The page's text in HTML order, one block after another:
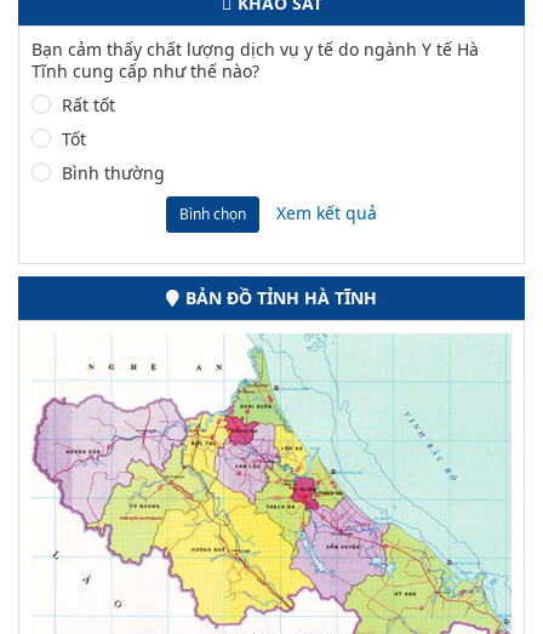
Bạn cảm thấy chất lượng dịch vụ y tế do ngành Y tế Hà
Tĩnh cung cấp như thế nào?
Rất tốt
Tốt
Bình thường
Bình chọn Xem kết quả
BẢN ĐỒ TỈNH HÀ TĨNH